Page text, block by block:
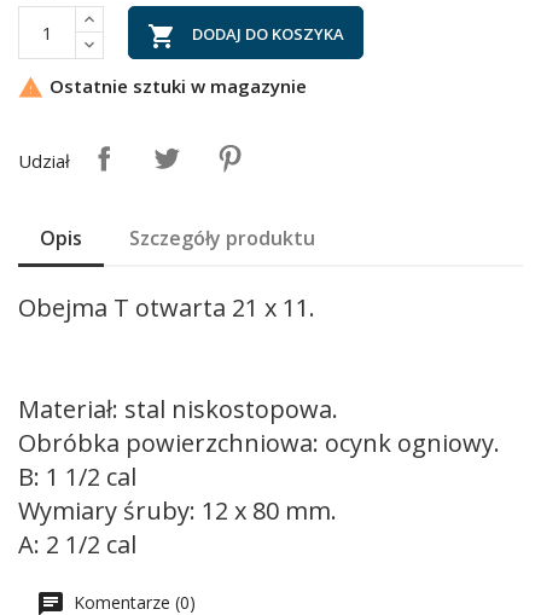
 DODAJ DO KOSZYKA
 Ostatnie sztuki w magazynie
Udział
Opis Szczegóły produktu
Obejma T otwarta 21 x 11.
Materiał: stal niskostopowa.
Obróbka powierzchniowa: ocynk ogniowy.
B: 1 1/2 cal
Wymiary śruby: 12 x 80 mm.
A: 2 1/2 cal
Komentarze (0)